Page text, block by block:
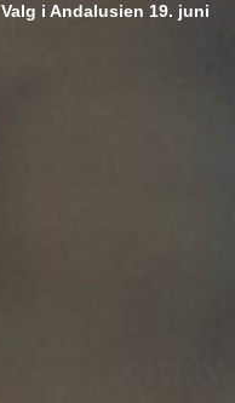
Valg i Andalusien 19. juni